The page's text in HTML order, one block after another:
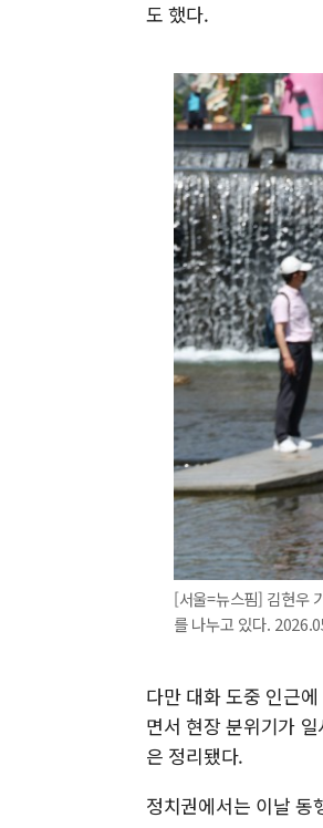
도 했다.
[서울=뉴스핌] 김현우
를 나누고 있다.
다만 대화 도중 인근
면서 현장 분위기가
은 정리됐다.
정치권에서는 이날 동